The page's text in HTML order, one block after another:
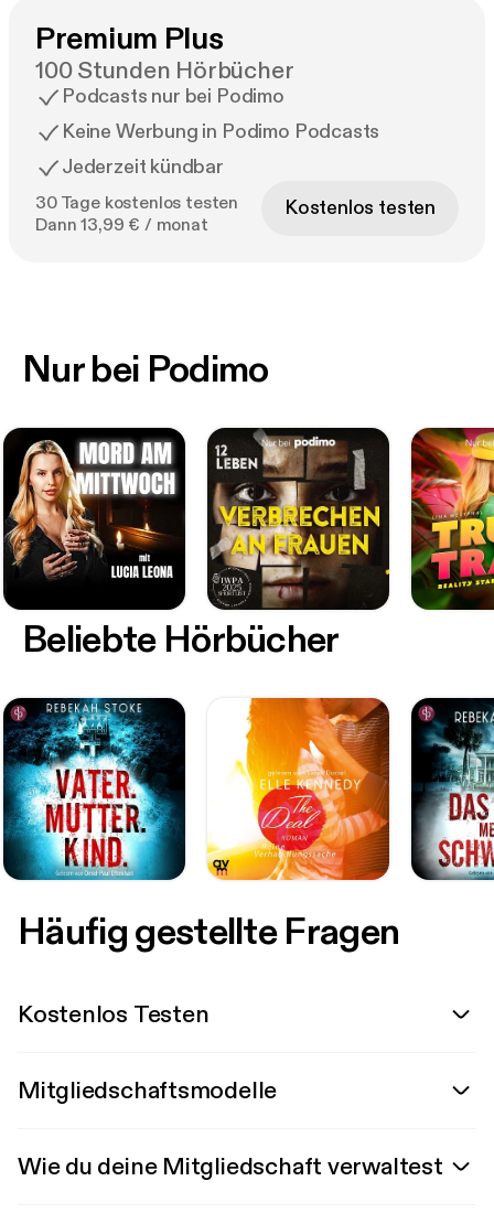
Premium Plus
100 Stunden Hörbücher
Podcasts nur bei Podimo
Keine Werbung in Podimo Podcasts
Jederzeit kündbar
30 Tage kostenlos testen
Dann 13,99 € / monat
Kostenlos testen
Nur bei Podimo
Beliebte Hörbücher
Häufig gestellte Fragen
Kostenlos Testen
Mitgliedschaftsmodelle
Wie du deine Mitgliedschaft verwaltest